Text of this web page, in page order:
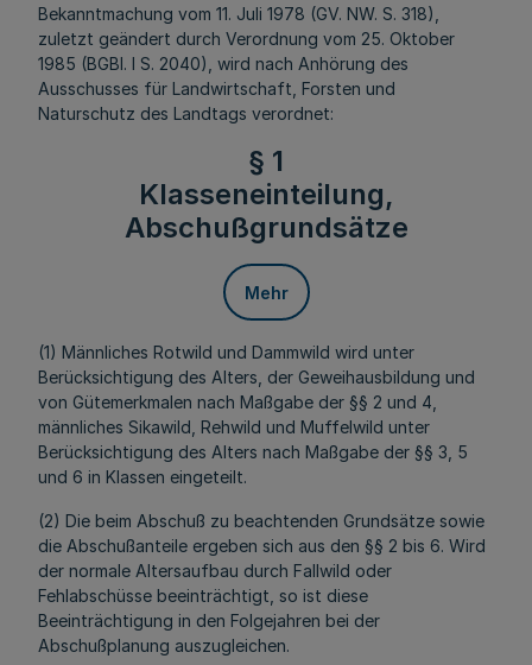
Bekanntmachung vom 11. Juli 1978 (GV. NW. S. 318),
zuletzt geändert durch Verordnung vom 25. Oktober
1985 (BGBl. I S. 2040), wird nach Anhörung des
Ausschusses für Landwirtschaft, Forsten und
Naturschutz des Landtags verordnet:
§ 1
Klasseneinteilung,
Abschußgrundsätze
Mehr
(1) Männliches Rotwild und Dammwild wird unter
Berücksichtigung des Alters, der Geweihausbildung und
von Gütemerkmalen nach Maßgabe der §§ 2 und 4,
männliches Sikawild, Rehwild und Muffelwild unter
Berücksichtigung des Alters nach Maßgabe der §§ 3, 5
und 6 in Klassen eingeteilt.
(2) Die beim Abschuß zu beachtenden Grundsätze sowie
die Abschußanteile ergeben sich aus den §§ 2 bis 6. Wird
der normale Altersaufbau durch Fallwild oder
Fehlabschüsse beeinträchtigt, so ist diese
Beeinträchtigung in den Folgejahren bei der
Abschußplanung auszugleichen.